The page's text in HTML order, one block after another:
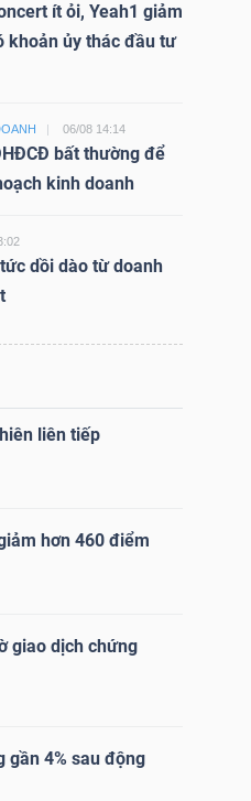
ít ỏi, Yeah1 giảm
khoản ủy thác đầu tư
06/08 14:14
bất thường để
kinh doanh
dồi dào từ doanh
liên tiếp
hơn 460 điểm
giao dịch chứng
gần 4% sau động